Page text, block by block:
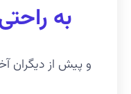
به
و پیش از دیگران